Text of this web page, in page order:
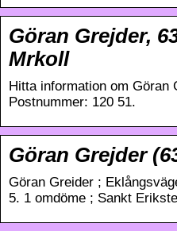
Göran Grejder,
Mrkoll
Hitta information om Göran
Postnummer: 120 51.
Göran Grejder
Göran Greider ;
5. 1 omdöme ; Sankt